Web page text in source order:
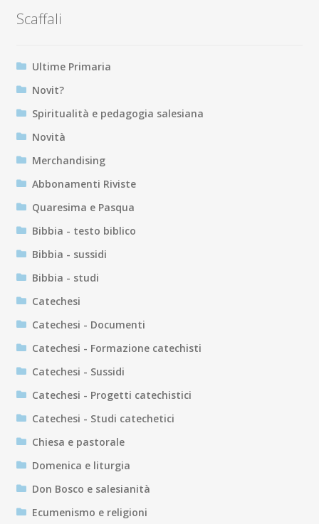
Scaffali
Ultime Primaria
Novit?
Spiritualità e pedagogia salesiana
Novità
Merchandising
Abbonamenti Riviste
Quaresima e Pasqua
Bibbia - testo biblico
Bibbia - sussidi
Bibbia - studi
Catechesi
Catechesi - Documenti
Catechesi - Formazione catechisti
Catechesi - Sussidi
Catechesi - Progetti catechistici
Catechesi - Studi catechetici
Chiesa e pastorale
Domenica e liturgia
Don Bosco e salesianità
Ecumenismo e religioni